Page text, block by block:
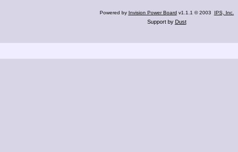
Powered by Invision Power Board v1.1.1 © 2003 IPS, Inc.
Support by Dust